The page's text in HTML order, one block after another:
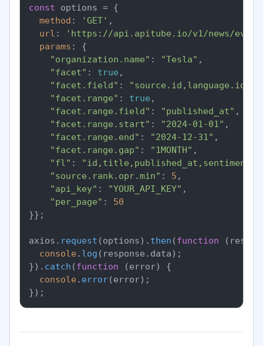
const options = {
method : 'GET' ,
url :
'https://api.apitube.io/v1/news/
params : {
"organization.name" : "Tesla" ,
"facet" : true ,
"facet.field" :
"facet.range" : true ,
"facet.range.field" : "published_at" ,
"facet.range.start" : "2024-01-01" ,
"facet.range.end" : "2024-12-31" ,
"facet.range.gap" : "1MONTH" ,
"fl" :
"source.rank.opr.min" : 5 ,
"api_key" : "YOUR_API_KEY" ,
"per_page" : 50
}};
axios. request (options). then (function (
console . log (response. data);
}). catch (function (error) {
console . error(error);